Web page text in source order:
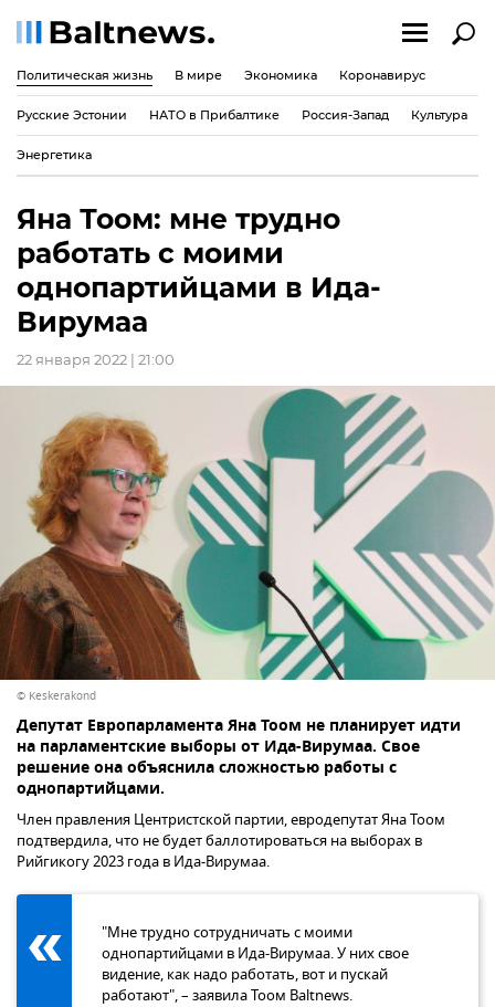
Политическая жизнь В мире Экономика Коронавирус
Русские Эстонии НАТО в Прибалтике Россия-Запад Культура
Энергетика
Яна Тоом: мне трудно
работать с моими
однопартийцами в Ида-
Вирумаа
22 января 2022 | 21:00
© Keskerakond
Депутат Европарламента Яна Тоом не планирует идти
на парламентские выборы от Ида-Вирумаа. Свое
решение она объяснила сложностью работы с
однопартийцами.
Член правления Центристской партии, евродепутат Яна Тоом
подтвердила, что не будет баллотироваться на выборах в
Рийгикогу 2023 года в Ида-Вирумаа.
"Мне трудно сотрудничать с моими
однопартийцами в Ида-Вирумаа. У них свое
видение, как надо работать, вот и пускай
работают", – заявила Тоом Baltnews.